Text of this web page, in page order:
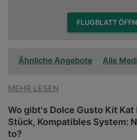
FLUGBLATT
Ähnliche Angebote Alle
MEHR LESEN
Wo gibt's Dolce Gusto Kit
Stück, Kompatibles System:
to?